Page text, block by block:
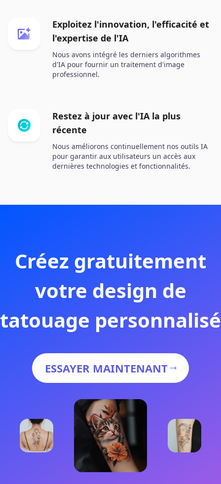
Exploitez l'innovation, l'efficacité et
l'expertise de l'IA
Nous avons intégré les derniers algorithmes
d'IA pour fournir un traitement d'image
professionnel.
Restez à jour avec l'IA la plus
récente
Nous améliorons continuellement nos outils IA
pour garantir aux utilisateurs un accès aux
dernières technologies et fonctionnalités.
Créez gratuitement
votre design de
tatouage personnalisé
ESSAYER MAINTENANT